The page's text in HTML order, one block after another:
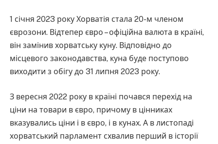
1 січня 2023 року Хорватія стала 20-м членом
єврозони. Відтепер євро – офіційна валюта в країні,
він замінив хорватську куну. Відповідно до
місцевого законодавства, куна буде поступово
виходити з обігу до 31 липня 2023 року.
З вересня 2022 року в країні почався перехід на
ціни на товари в євро, причому в цінниках
вказувались ціни і в євро, і в кунах. А в листопаді
хорватський парламент схвалив перший в історії